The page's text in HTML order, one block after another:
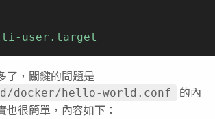
user.target
了，關鍵的問題是
docker/hello-world.conf
的內
很簡單，內容如下：